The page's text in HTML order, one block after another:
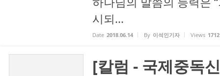
시되...
Date 2018.06.14 By 이석인기자 Views 1712
[칼럼 - 국제중독